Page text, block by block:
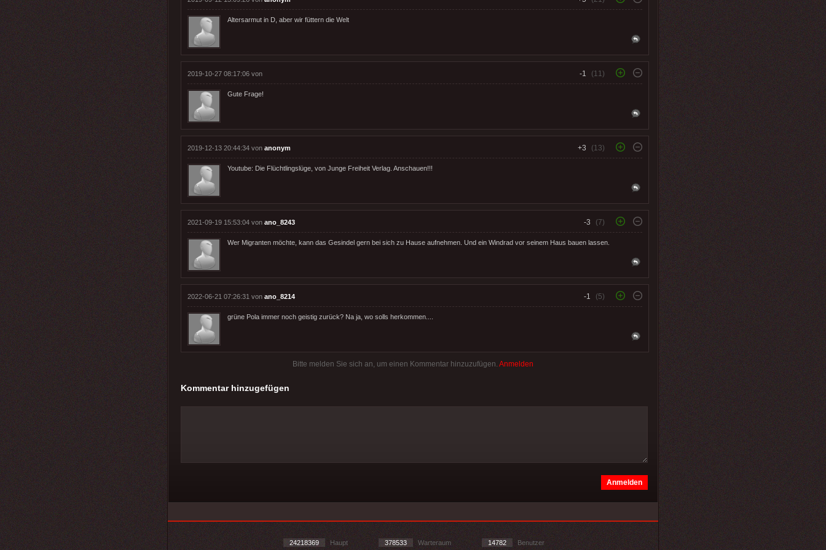
Altersarmut in D, aber wir füttern die Welt
2019-10-27 08:17:06 von -1 (11)
Gute Frage!
2019-12-13 20:44:34 von anonym +3 (13)
Youtube: Die Flüchtlingslüge, von Junge Freiheit Verlag. Anschauen!!!
2021-09-19 15:53:04 von ano_8243 -3 (7)
Wer Migranten möchte, kann das Gesindel gern bei sich zu Hause aufnehmen. Und ein Windrad vor seinem Haus bauen lassen.
2022-06-21 07:26:31 von ano_8214 -1 (5)
grüne Pola immer noch geistig zurück? Na ja, wo solls herkommen....
Bitte melden Sie sich an, um einen Kommentar hinzuzufügen. Anmelden
Kommentar hinzugefügen
24218369 Haupt 378533 Warteraum 14782 Benutzer